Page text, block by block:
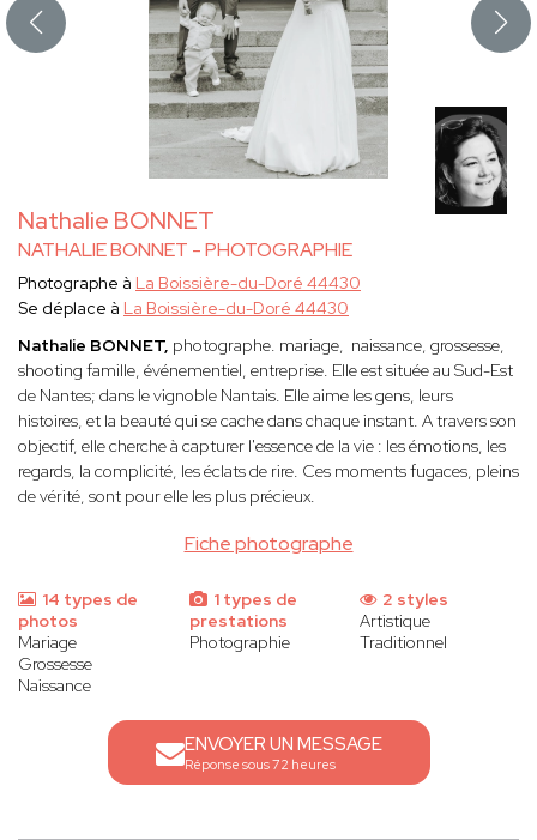
Nathalie BONNET
NATHALIE BONNET - PHOTOGRAPHIE
Fiche photographe
Photographe à La Boissière-du-Doré 44430
Se déplace à La Boissière-du-Doré 44430
Nathalie BONNET, photographe. mariage, naissance, grossesse,
shooting famille, événementiel, entreprise. Elle est située au Sud-Est
de Nantes; dans le vignoble Nantais. Elleaime les gens, leurs
histoires, et la beauté qui se cache dans chaque instant. A travers son
objectif, elle cherche à capturer l'essence de la vie : les émotions, les
regards, la complicité, les éclats de rire. Ces moments fugaces, pleins
de vérité, sont pour elle les plus précieux.
14 types de
photos
Mariage
Grossesse
Naissance
1 types de
prestations
Photographie
2 styles
Artistique
Traditionnel
ENVOYER UN MESSAGE
Réponse sous 72 heures